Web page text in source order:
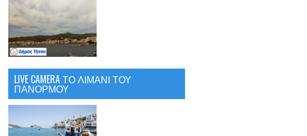
LIVE CAMERA ΤΟ ΛΙΜΑΝΙ ΤΟΥ
ΠΑΝΟΡΜΟΥ